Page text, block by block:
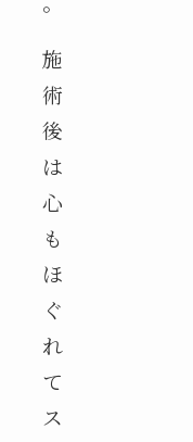
施
術
後
は
心
も
ほ
ぐ
れ
て
ス